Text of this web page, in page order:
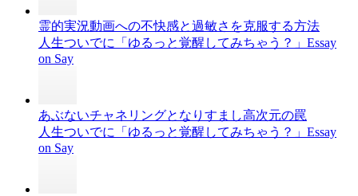
霊的実況動画への不快感と過敏さを克服する方法
人生ついでに「ゆるっと覚醒してみちゃう？」Essay
on Say
あぶないチャネリングとなりすまし高次元の罠
人生ついでに「ゆるっと覚醒してみちゃう？」Essay
on Say